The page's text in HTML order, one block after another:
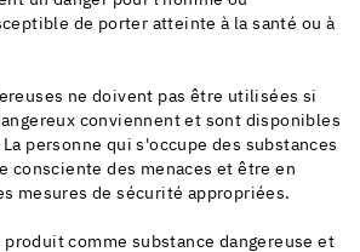
de porter atteinte à la santé ou à
ne doivent pas être utilisées si
conviennent et sont disponibles
personne qui s'occupe des substances
consciente des menaces et être en
mesures de sécurité appropriées.
comme substance dangereuse et